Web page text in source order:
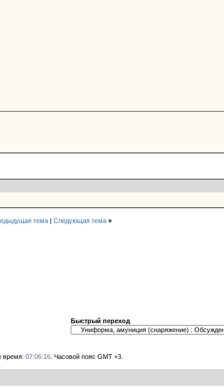
тема| Следующая тема »
Быстрый переход
время: 07:06:16. Часовой пояс GMT +3.